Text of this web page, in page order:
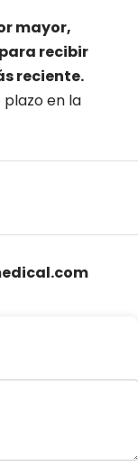
mayor,
recibir
en la